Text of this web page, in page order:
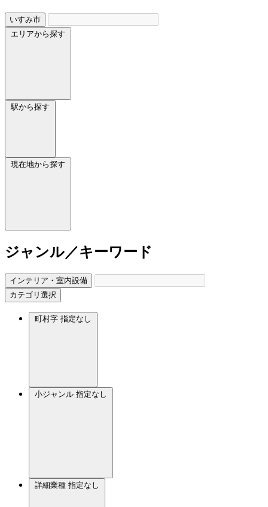
いすみ市
エリアから探す
駅から探す
現在地から探す
ジャンル／キーワード
インテリア・室内設備
カテゴリ選択
町村字 指定なし
小ジャンル 指定なし
詳細業種 指定なし